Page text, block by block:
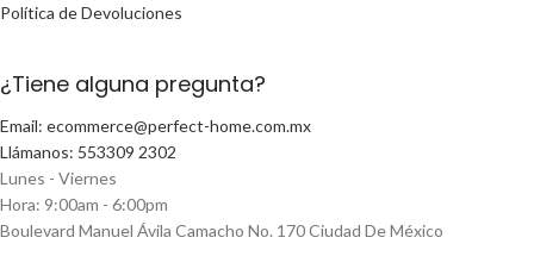
Política de Devoluciones
¿Tiene alguna pregunta?
Email: ecommerce@perfect-home.com.mx
Llámanos: 553309 2302
Lunes - Viernes
Hora: 9:00am - 6:00pm
Boulevard Manuel Ávila Camacho No. 170 Ciudad De México